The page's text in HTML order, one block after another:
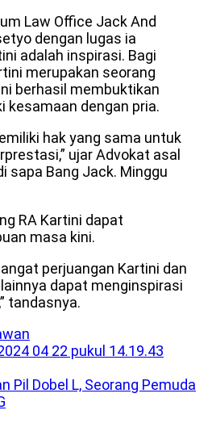
Law Office Jack And
dengan lugas ia
adalah inspirasi. Bagi
merupakan seorang
berhasil membuktikan
kesamaan dengan pria.
hak yang sama untuk
ujar Advokat asal
sapa Bang Jack. Minggu
RA Kartini dapat
masa kini.
perjuangan Kartini dan
dapat menginspirasi
tandasnya.
Pil Dobel L, Seorang Pemuda